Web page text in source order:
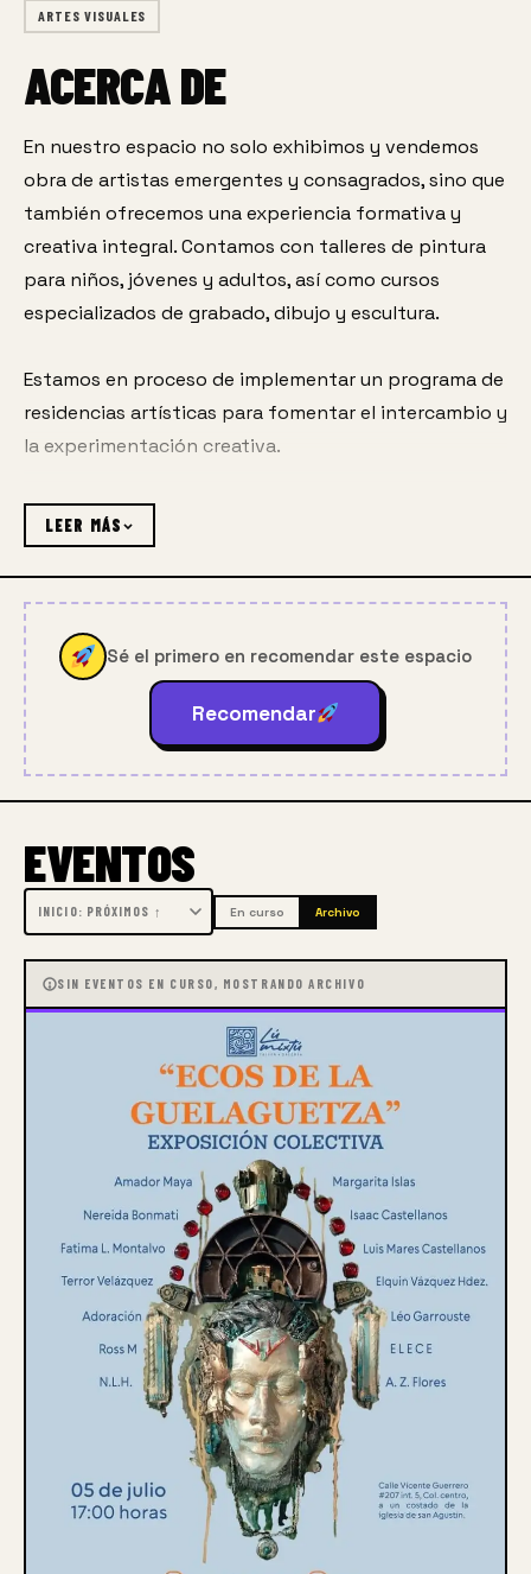
ARTES VISUALES
ACERCA DE
En nuestro espacio no solo exhibimos y vendemos
obra de artistas emergentes y consagrados, sino que
también ofrecemos una experiencia formativa y
creativa integral. Contamos con talleres de pintura
para niños, jóvenes y adultos, así como cursos
especializados de grabado, dibujo y escultura.
Estamos en proceso de implementar un programa de
residencias artísticas para fomentar el intercambio y
la experimentación creativa.
Además, brindamos experiencias artísticas únicas en
Oaxaca: pintura de paisaje junto a turistas,
interpretación pictórica de la arquitectura de
iglesias y zonas arqueológicas, sesiones de figura
humana (desnudo artístico), clases sobre la
tradicional grana cochinilla, pintura de artesanías
como alebrijes, entre otras actividades inspiradoras.
LEER MÁS
Sé el primero en recomendar este espacio
Recomendar
EVENTOS
En curso Archivo
SIN EVENTOS EN CURSO, MOSTRANDO ARCHIVO